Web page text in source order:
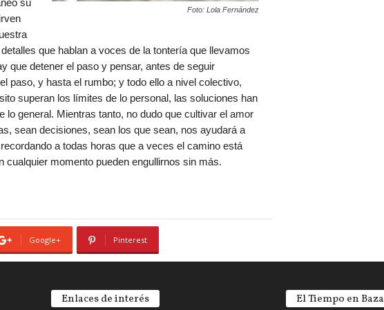
Foto: Lola Fernández
su
que hablan a voces de la tontería que llevamos
que detener el paso y pensar, antes de seguir
paso, y hasta el rumbo; y todo ello a nivel colectivo,
superan los límites de lo personal, las soluciones han
general. Mientras tanto, no dudo que cultivar el amor
sean decisiones, sean los que sean, nos ayudará a
a todas horas que a veces el camino está
momento pueden engullirnos sin más.
Google+ Pinterest
Enlaces de interés El Tiempo en Baza